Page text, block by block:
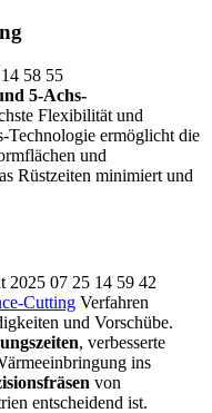
5-Achs-
Flexibilität und
Technologie ermöglicht die
und
Rüstzeiten minimiert und
Cutting Verfahren
und Vorschübe.
, verbesserte
ins
von
entscheidend ist.